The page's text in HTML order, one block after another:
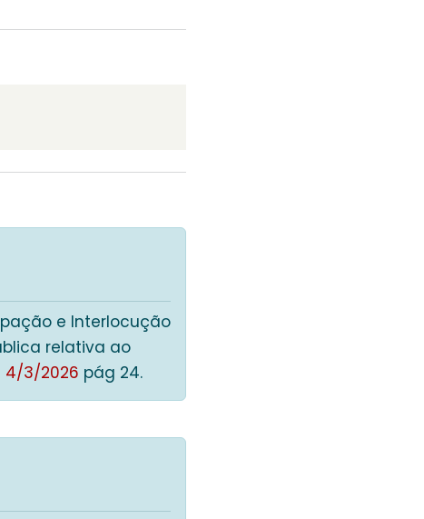
e Interlocução
relativa ao
4/3/2026 pág 24.